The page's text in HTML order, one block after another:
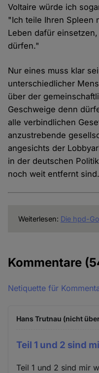
Voltaire würde ich
"Ich teile Ihren Spleen
Leben dafür
dürfen."
Nur eines muss klar
unterschiedlicher
über der
Geschweige denn
alle verbindlichen
anzustrebende
angesichts der
in der deutschen
noch weit entfernt sind.
Weiterlesen: Die hpd-
Kommentare
Netiquette für
Hans Trutnau (nicht
Teil 1 und 2 sind
Teil 1 und 2 sind mir